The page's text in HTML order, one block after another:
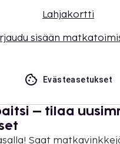
Lahjakortti
sisään
Evästeasetukset
– tilaa
Saat